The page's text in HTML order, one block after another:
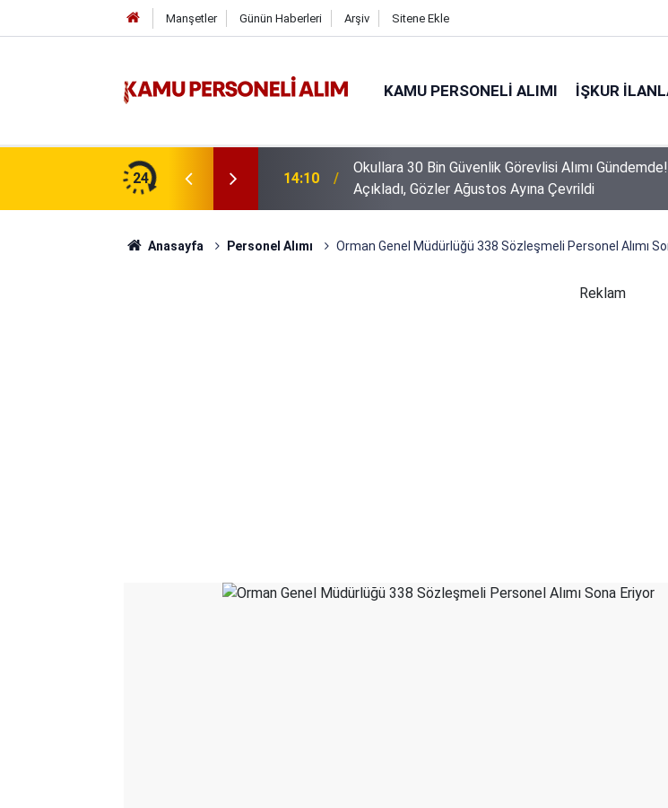
Manşetler Günün Haberleri Arşiv Sitene Ekle
KAMU PERSONELI ALIMI İŞKUR
24
Gündemde! Bakan Çiftçi Süreci
16:44 GSB 600 Personel Alımında Başvuru Süresi
Anasayfa Personel Alımı Orman Genel Müdürlüğü 338 Sözleşmeli Personel Alımı
Reklam